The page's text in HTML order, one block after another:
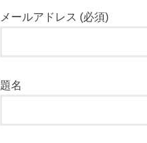
メールアドレス (必須)
題名